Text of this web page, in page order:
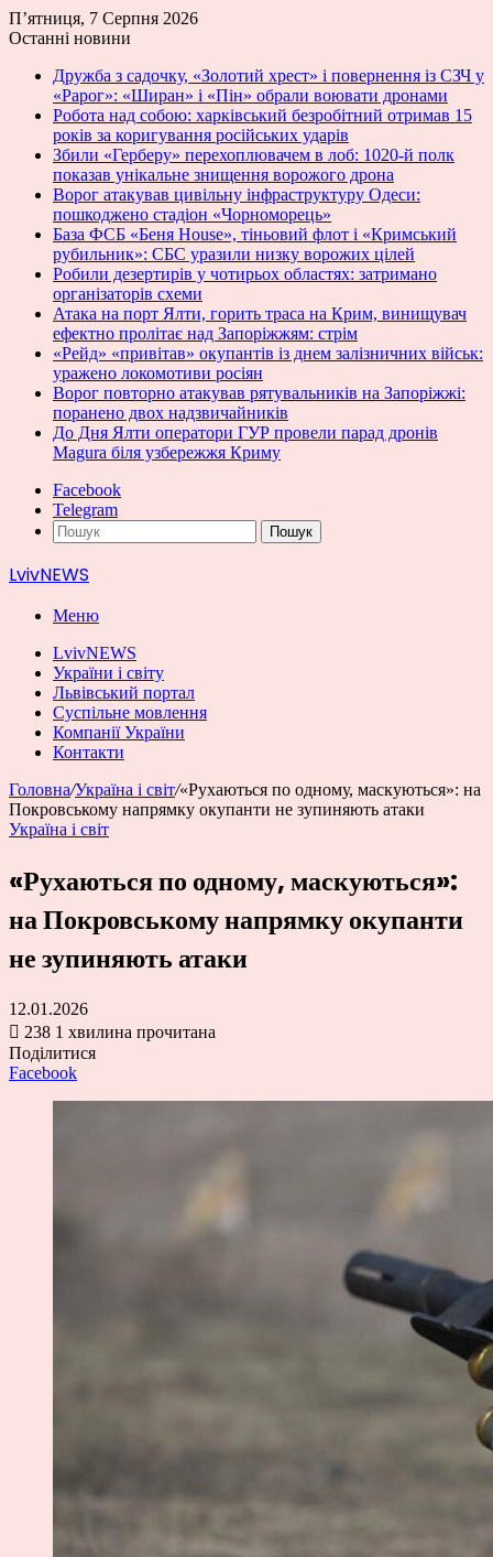
П’ятниця, 7 Серпня 2026
Останні новини
Дружба з садочку, «Золотий хрест» і повернення із СЗЧ у
«Рарог»: «Ширан» і «Пін» обрали воювати дронами
Робота над собою: харківський безробітний отримав 15
років за коригування російських ударів
Збили «Герберу» перехоплювачем в лоб: 1020-й полк
показав унікальне знищення ворожого дрона
Ворог атакував цивільну інфраструктуру Одеси:
пошкоджено стадіон «Чорноморець»
База ФСБ «Беня House», тіньовий флот і «Кримський
рубильник»: СБС уразили низку ворожих цілей
Робили дезертирів у чотирьох областях: затримано
організаторів схеми
Атака на порт Ялти, горить траса на Крим, винищувач
ефектно пролітає над Запоріжжям: стрім
«Рейд» «привітав» окупантів із днем залізничних військ:
уражено локомотиви росіян
Ворог повторно атакував рятувальників на Запоріжжі:
поранено двох надзвичайників
До Дня Ялти оператори ГУР провели парад дронів
Magura біля узбережжя Криму
Facebook
Telegram
Пошук
LvivNEWS
Меню
LvivNEWS
України і світу
Львівський портал
Суспільне мовлення
Компанії України
Контакти
Головна/Україна і світ/«Рухаються по одному, маскуються»: на
Покровському напрямку окупанти не зупиняють атаки
Україна і світ
«Рухаються по одному, маскуються»:
на Покровському напрямку окупанти
не зупиняють атаки
12.01.2026
238 1 хвилина прочитана
Поділитися
Facebook